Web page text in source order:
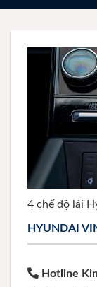
4 chế độ lái
HYUNDAI
Hotline